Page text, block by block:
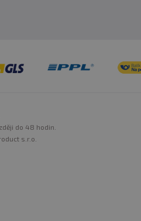
do 48 hodin.
s.r.o.